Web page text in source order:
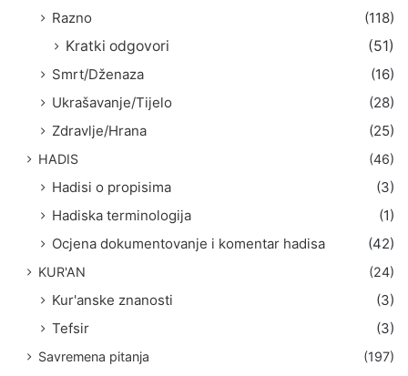
Razno
(118)
Kratki odgovori
(51)
Smrt/Dženaza
(16)
Ukrašavanje/Tijelo
(28)
Zdravlje/Hrana
(25)
HADIS (46)
Hadisi o propisima
(3)
Hadiska terminologija
(1)
Ocjena dokumentovanje i komentar hadisa
(42)
KUR'AN (24)
Kur'anske znanosti
(3)
Tefsir
(3)
Savremena pitanja
(197)